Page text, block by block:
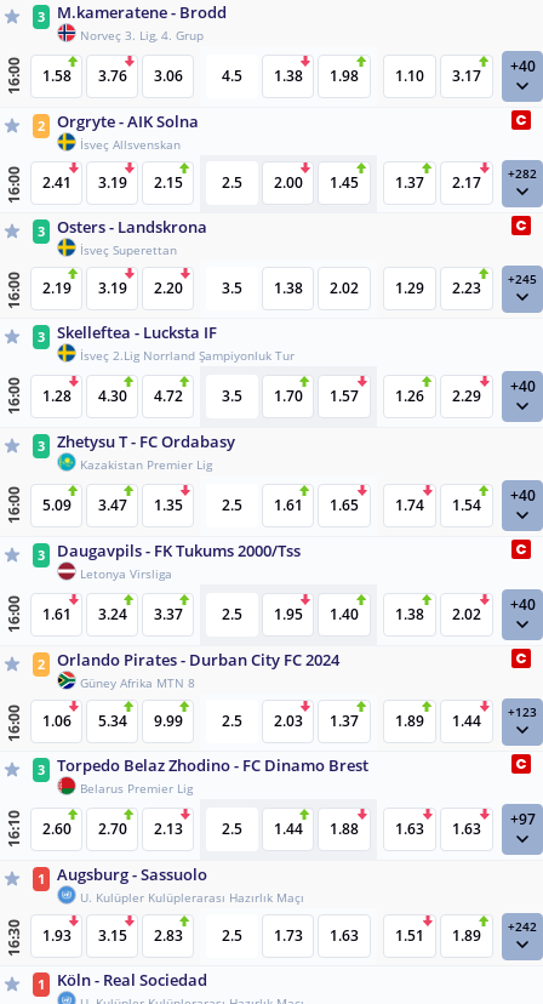
3 M.kameratene - Brodd
Norveç 3. Lig, 4. Grup
16:00 1.58 3.76 3.06 4.5 1.38 1.98 1.10 3.17 +40
2 Orgryte - AIK Solna
İsveç Allsvenskan
16:00 2.41 3.19 2.15 2.5 2.00 1.45 1.37 2.17 +282
3 Osters - Landskrona
İsveç Superettan
16:00 2.19 3.19 2.20 3.5 1.38 2.02 1.29 2.23 +245
3 Skelleftea - Lucksta IF
İsveç 2.Lig Norrland Şampiyonluk Tur
16:00 1.28 4.30 4.72 3.5 1.70 1.57 1.26 2.29 +40
3 Zhetysu T - FC Ordabasy
Kazakistan Premier Lig
16:00 5.09 3.47 1.35 2.5 1.61 1.65 1.74 1.54 +40
3 Daugavpils - FK Tukums 2000/Tss
Letonya Virsliga
16:00 1.61 3.24 3.37 2.5 1.95 1.40 1.38 2.02 +40
2 Orlando Pirates - Durban City FC 2024
Güney Afrika MTN 8
16:00 1.06 5.34 9.99 2.5 2.03 1.37 1.89 1.44 +123
3 Torpedo Belaz Zhodino - FC Dinamo Brest
Belarus Premier Lig
16:10 2.60 2.70 2.13 2.5 1.44 1.88 1.63 1.63 +97
1 Augsburg - Sassuolo
U. Kulüpler Kulüplerarası Hazırlık Maçı
16:30 1.93 3.15 2.83 2.5 1.73 1.63 1.51 1.89 +242
1 Köln - Real Sociedad